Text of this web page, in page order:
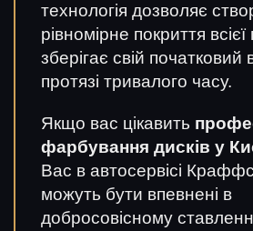
технологія дозволяє
рівномірне покриття
зберігає свій початковий
протязі тривалого часу.
Якщо вас цікавить
фарбування дисків у
Вас в автосервісі
можуть бути впевнені в
добросовісному